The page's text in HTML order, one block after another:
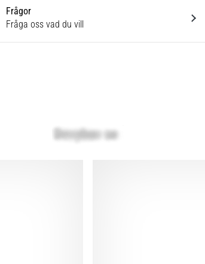
Frågor
Fråga oss vad du vill